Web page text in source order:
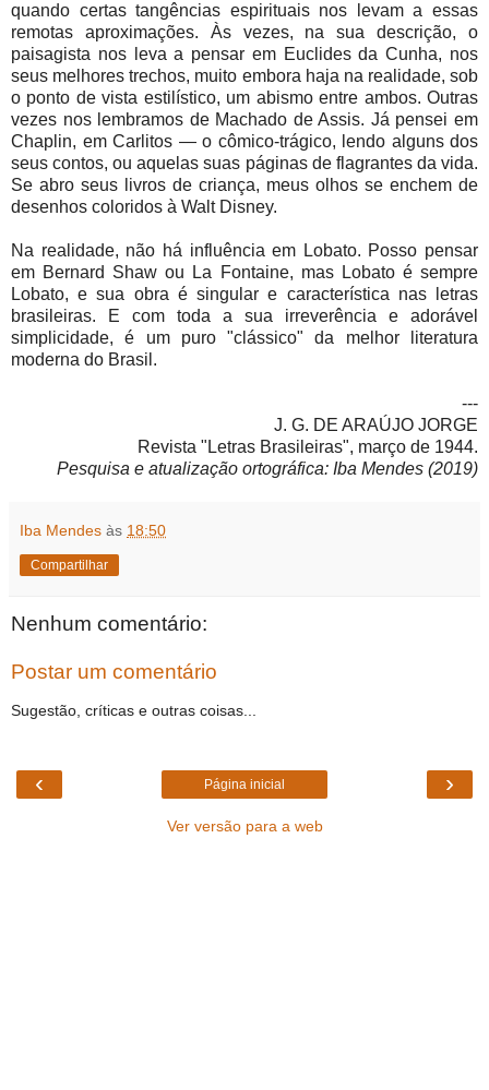
quando certas tangências espirituais nos levam a essas
remotas aproximações. Às vezes, na sua descrição, o
paisagista nos leva a pensar em Euclides da Cunha, nos
seus melhores trechos, muito embora haja na realidade, sob
o ponto de vista estilístico, um abismo entre ambos. Outras
vezes nos lembramos de Machado de Assis. Já pensei em
Chaplin, em Carlitos — o cômico-trágico, lendo alguns dos
seus contos, ou aquelas suas páginas de flagrantes da vida.
Se abro seus livros de criança, meus olhos se enchem de
desenhos coloridos à Walt Disney.
Na realidade, não há influência em Lobato. Posso pensar
em Bernard Shaw ou La Fontaine, mas Lobato é sempre
Lobato, e sua obra é singular e característica nas letras
brasileiras. E com toda a sua irreverência e adorável
simplicidade, é um puro "clássico" da melhor literatura
moderna do Brasil.
---
J. G. DE ARAÚJO JORGE
Revista "Letras Brasileiras", março de 1944.
Pesquisa e atualização ortográfica: Iba Mendes (2019)
Iba Mendes às 18:50
Compartilhar
Nenhum comentário:
Postar um comentário
Sugestão, críticas e outras coisas...
‹ ›
Página inicial
Ver versão para a web